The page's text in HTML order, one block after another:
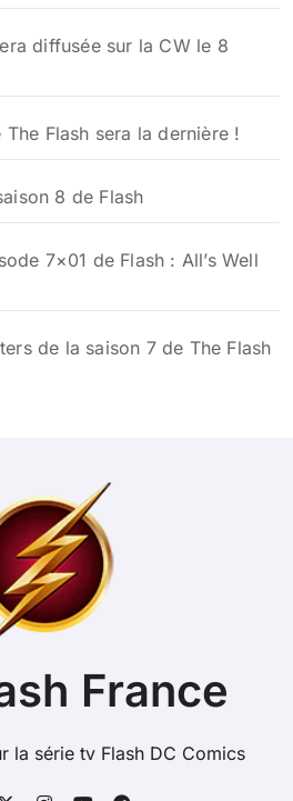
diffusée sur la CW le 8
Flash sera la dernière !
8 de Flash
7×01 de Flash : All’s Well
de la saison 7 de The Flash
France
la série tv Flash DC Comics